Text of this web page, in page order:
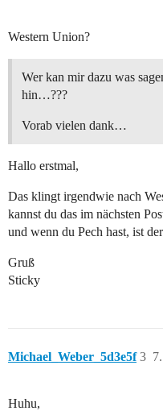
Western Union?
Wer kan mir dazu was
hin…???
Vorab vielen dank…
Hallo erstmal,
Das klingt irgendwie nach
kannst du das im nächsten
und wenn du Pech hast, ist
Gruß
Sticky
Michael_Weber_5d3e5f 3
Huhu,